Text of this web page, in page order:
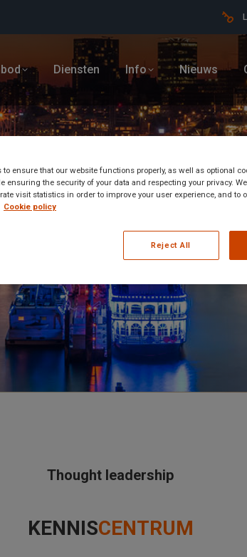
Diensten Info Nieuws
Thought leadership
KENNISCENTRUM
to ensure that our website functions properly, as well as optional
ensuring the security of your data and respecting your privacy.
visit statistics in order to improve your user experience, and to
Cookie policy
Reject All